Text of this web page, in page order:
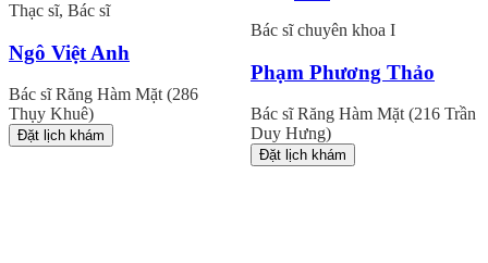
Thạc sĩ, Bác sĩ
Ngô Việt Anh
Bác sĩ Răng Hàm Mặt (286
Thụy Khuê)
Đặt lịch khám
Bác sĩ chuyên khoa I
Phạm Phương Thảo
Bác sĩ Răng Hàm Mặt (216 Trần
Duy Hưng)
Đặt lịch khám